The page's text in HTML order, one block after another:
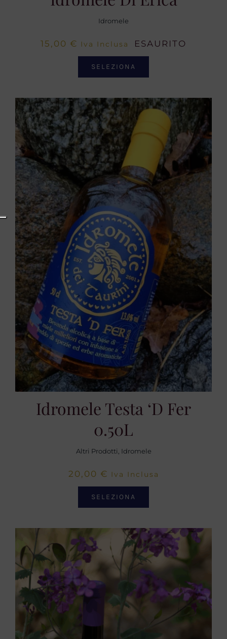
Idromele
15,00 € Iva Inclusa ESAURITO
SELEZIONA
Idromele Testa ‘d Fer
0.50L
Altri Prodotti, Idromele
20,00 € Iva Inclusa
SELEZIONA